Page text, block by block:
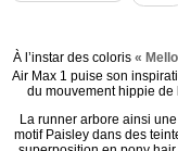
À l’instar des coloris «
Air Max 1 puise son
du mouvement hippie de
La runner arbore ainsi
motif Paisley dans des